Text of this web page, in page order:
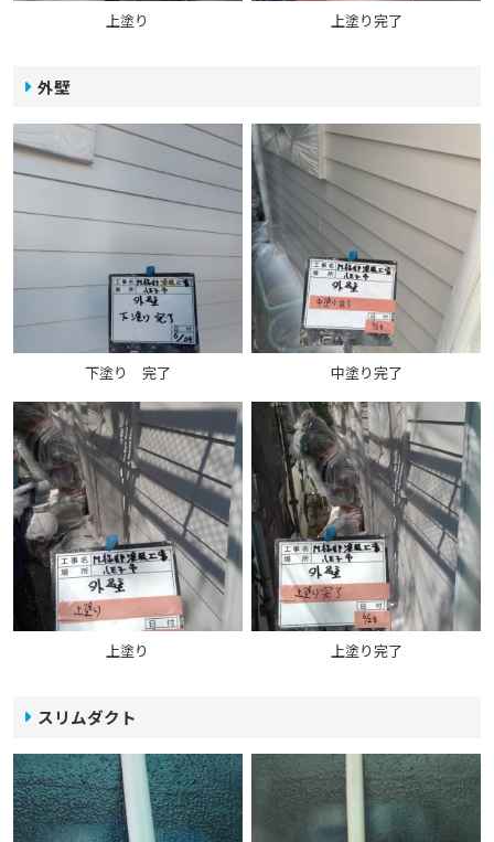
上塗り 上塗り完了
外壁
下塗り 完了 中塗り完了
上塗り 上塗り完了
スリムダクト